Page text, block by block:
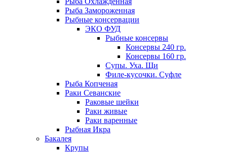
Рыба Замороженная
Рыбные консервации
ЭКО ФУД
Рыбные консервы
Консервы 240 гр.
Консервы 160 гр.
Супы. Уха. Щи
Филе-кусочки. Суфле
Рыба Копченая
Раки Севанские
Раковые шейки
Раки живые
Раки варенные
Рыбная Икра
Бакалея
Крупы